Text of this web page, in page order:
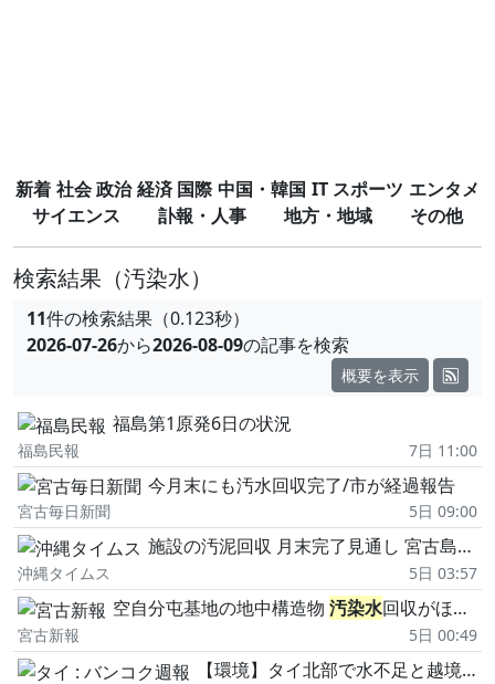
新着 社会 政治 経済 国際 中国・韓国 IT スポーツ エンタメ
サイエンス
訃報・人事 地方・地域 その他
検索結果 （汚染水）
11件の検索結果（0.123秒）
2026-07-26から2026-08-09の記事を検索
概要を表示
福島第1原発6日の状況
福島民報 7日 11:00
今月末にも汚水回収完了/市が経過報告
宮古毎日新聞 5日 09:00
施設の汚泥回収 月末完了見通し 宮古島空自
沖縄タイムス 5日 03:57
空自分屯基地の地中構造物汚染水回収がほぼ完了 8月末完了見込み 市部局長発表
宮古新報 5日 00:49
【環境】タイ北部で水不足と越境河川汚染が同時進行 水資源の安全保障に赤信号